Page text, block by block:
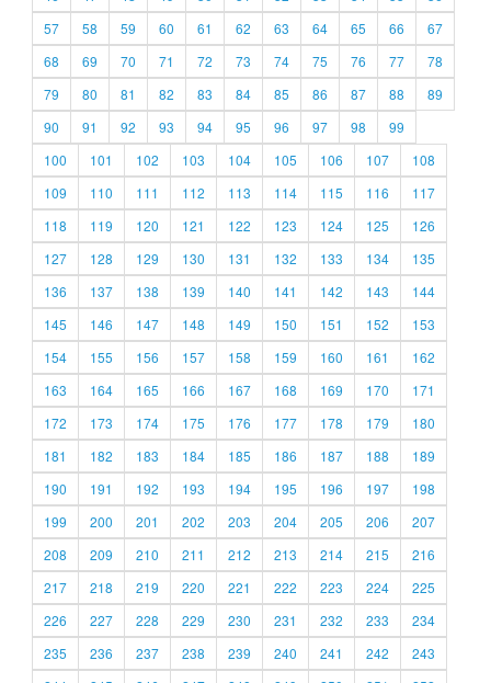
57
58 59 60 61 62 63 64 65 66
67
68
69 70 71 72 73 74 75 76 77
78
79
80 81 82 83 84 85 86 87 88
89
90
91 92 93 94 95 96 97 98
99
100
101 102 103 104 105 106 107
108
109
110 111 112 113 114 115 116
117
118
119 120 121 122 123 124 125
126
127
128 129 130 131 132 133 134
135
136
137 138 139 140 141 142 143
144
145
146 147 148 149 150 151 152
153
154
155 156 157 158 159 160 161
162
163
164 165 166 167 168 169 170
171
172
173 174 175 176 177 178 179
180
181
182 183 184 185 186 187 188
189
190
191 192 193 194 195 196 197
198
199
200 201 202 203 204 205 206
207
208
209 210 211 212 213 214 215
216
217
218 219 220 221 222 223 224
225
226
227 228 229 230 231 232 233
234
235
236 237 238 239 240 241 242
243